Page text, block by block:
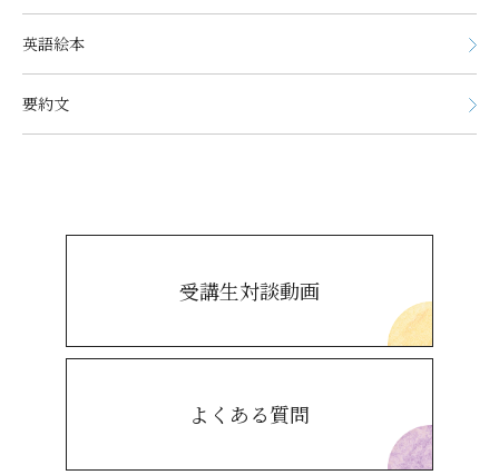
英語絵本
要約文
受講生対談動画
よくある質問